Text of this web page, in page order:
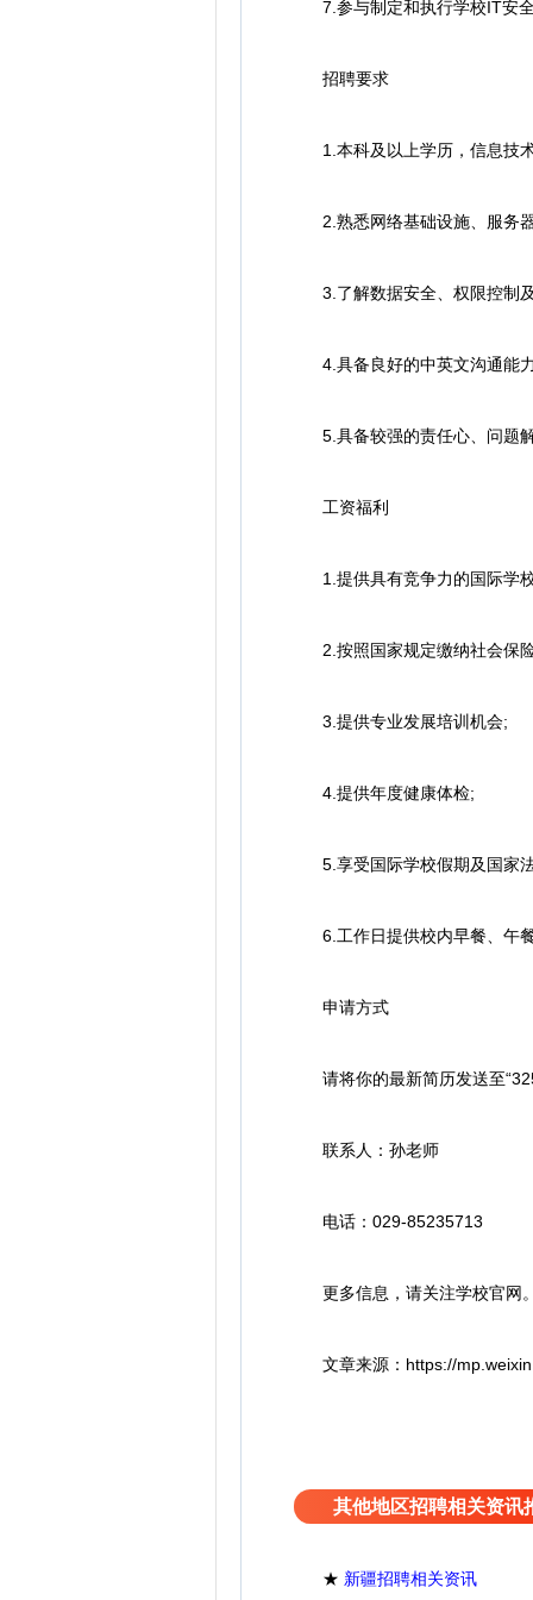
7.参与制定和执行学校IT安全
招聘要求
1.本科及以上学历，信息技术
2.熟悉网络基础设施、服务器
3.了解数据安全、权限控制
4.具备良好的中英文沟通能力
5.具备较强的责任心、问题
工资福利
1.提供具有竞争力的国际学
2.按照国家规定缴纳社会保
3.提供专业发展培训机会;
4.提供年度健康体检;
5.享受国际学校假期及国家
6.工作日提供校内早餐、午餐
申请方式
请将你的最新简历发送至
联系人：孙老师
电话：029-85235713
更多信息，请关注学校官网
文章来源：https://
其他地区招聘相关资讯
★ 新疆招聘相关资讯